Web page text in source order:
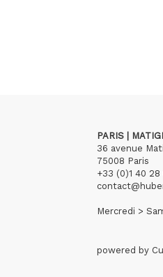
PARIS |
36 avenue
75008 Paris
+33 (0)1 40 28
Mercredi >
powered by